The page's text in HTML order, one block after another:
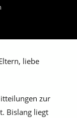
liebe
zur
Bislang liegt